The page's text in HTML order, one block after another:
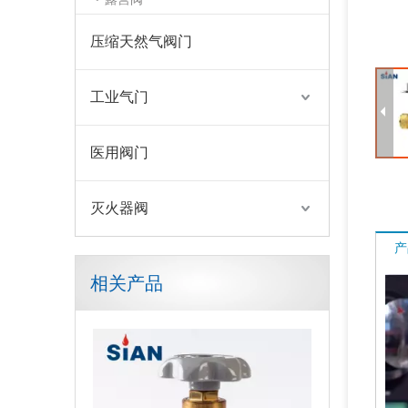
压缩天然气阀门
工业气门
医用阀门
灭火器阀
相关产品